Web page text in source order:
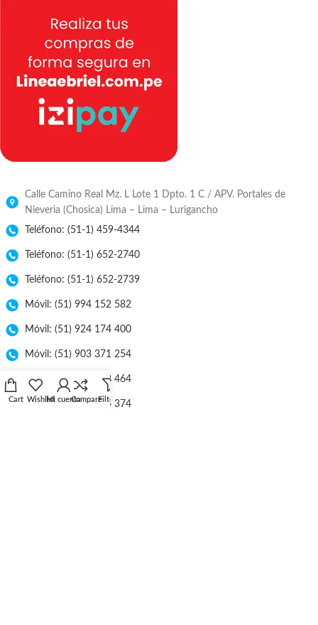
Calle Camino Real Mz. L Lote 1 Dpto. 1 C / APV. Portales de
Nieveria (Chosica) Lima – Lima – Lurigancho
Teléfono: (51-1) 459-4344
Teléfono: (51-1) 652-2740
Teléfono: (51-1) 652-2739
Móvil: (51) 994 152 582
Móvil: (51) 924 174 400
Móvil: (51) 903 371 254
Móvil: (51) 998 168 464
Móvil: (51) 953 554 374
Cart WishlistMi cuentaCompareFilters